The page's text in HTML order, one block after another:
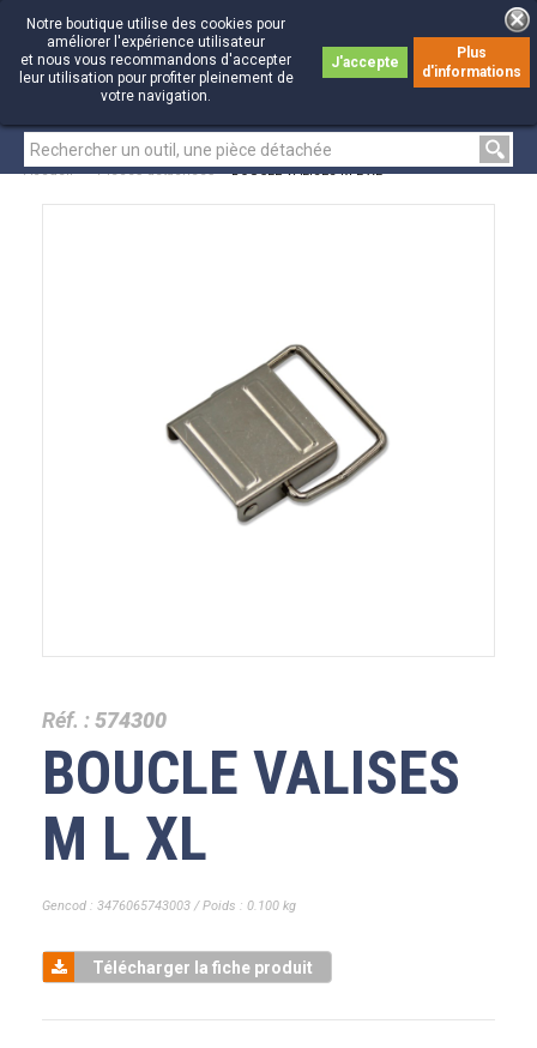
0
0
Notre boutique utilise des cookies pour
améliorer l'expérience utilisateur
et nous vous recommandons d'accepter
leur utilisation pour profiter pleinement de
votre navigation.
J'accepte
Plus
d'informations
Accueil > Pièces détachées > BOUCLE VALISES M L XL
Réf. :574300
BOUCLE VALISES
M L XL
Gencod : 3476065743003 / Poids : 0.100 kg
Télécharger la fiche produit